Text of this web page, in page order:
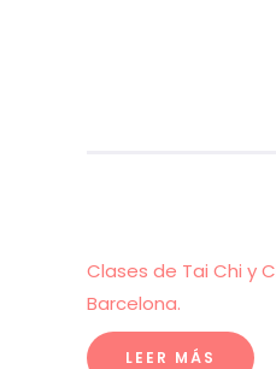
Clases de Tai Chi y
Barcelona.
LEER MÁS